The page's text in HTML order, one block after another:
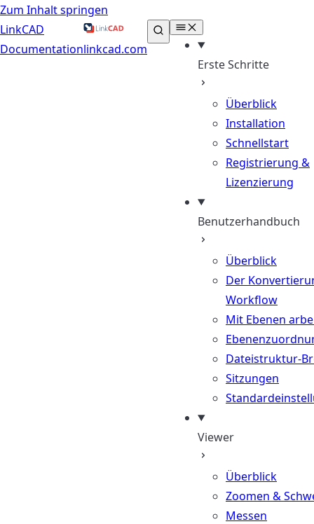
Zum Inhalt springen
LinkCAD
Documentationlinkcad.com
Erste Schritte
Überblick
Installation
Schnellstart
Registrierung &
Lizenzierung
Benutzerhandbuch
Überblick
Der
Workflow
Mit Ebenen
Dateistruktur-
Sitzungen
Viewer
Überblick
Zoomen &
Messen